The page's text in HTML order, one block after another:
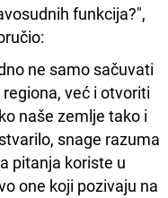
funkcija?",
ne samo sačuvati
već i otvoriti
naše zemlje tako i
snage razuma
pitanja koriste u
one koji pozivaju na